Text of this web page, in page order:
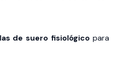
de suero fisiológico para